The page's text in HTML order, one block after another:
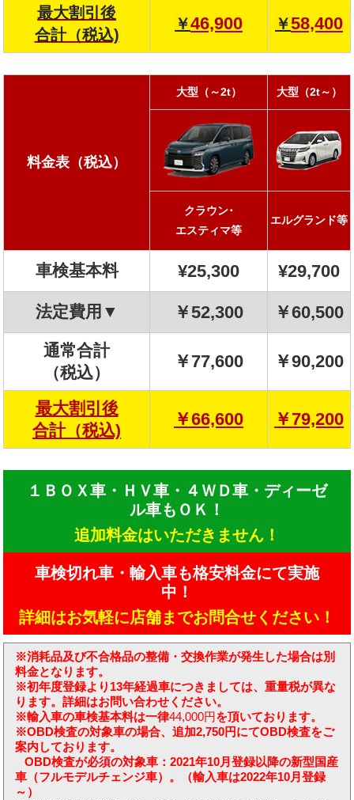
最大割引後
合計（税込)
￥46,900 ￥58,400
料金表（税込）
大型（～2t） 大型（2t～）
クラウン･
エスティマ等
エルグランド等
車検基本料 ¥25,300 ¥29,700
法定費用▼ ￥52,300 ￥60,500
通常合計
（税込）
￥77,600 ￥90,200
最大割引後
合計（税込)
￥66,600 ￥79,200
１ＢＯＸ車・ＨＶ車・４ＷＤ車・ディーゼ
ル車もＯＫ！
追加料金はいただきません！
車検切れ車・輸入車も格安料金にて実施
中！
詳細はお気軽に店舗までお問合せください！
※消耗品及び不合格品の整備・交換作業が発生した場合は別
料金となります。
※初年度登録より13年経過車につきましては、重量税が異な
ります。詳細はお問い合わせください。
※輸入車の車検基本料は一律44,000円を頂いております。
※OBD検査の対象車の場合、追加2,750円にてOBD検査をご
案内しております。
​ OBD検査が必須の対象車：2021年10月登録以降の新型国産
車（フルモデルチェンジ車）。（輸入車は2022年10月登録
～）